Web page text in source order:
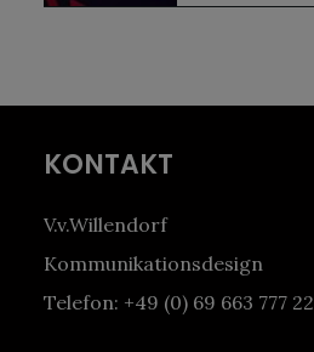
KONTAKT
V.v.Willendorf
Kommunikationsdesign
Telefon: +49 (0) 69 663 777 22